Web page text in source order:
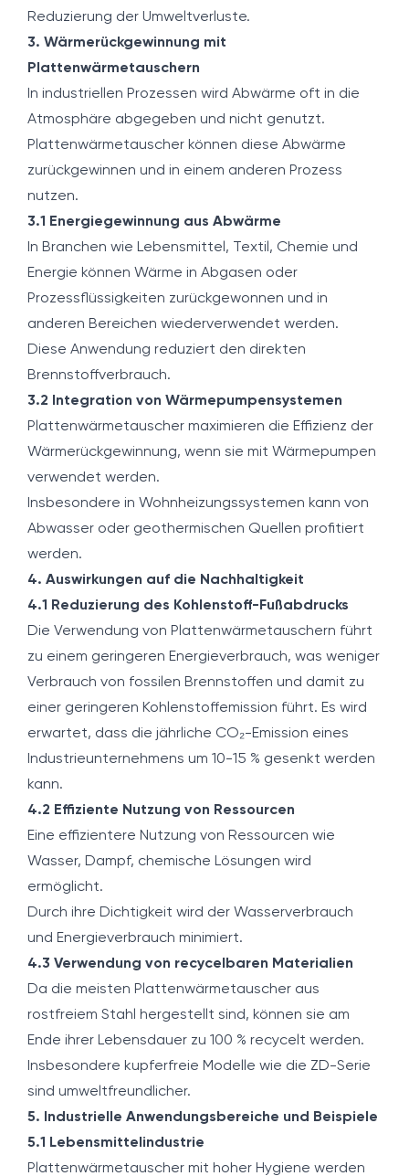
Reduzierung der Umweltverluste.
3. Wärmerückgewinnung mit
Plattenwärmetauschern
In industriellen Prozessen wird Abwärme oft in die
Atmosphäre abgegeben und nicht genutzt.
Plattenwärmetauscher können diese Abwärme
zurückgewinnen und in einem anderen Prozess
nutzen.
3.1 Energiegewinnung aus Abwärme
In Branchen wie Lebensmittel, Textil, Chemie und
Energie können Wärme in Abgasen oder
Prozessflüssigkeiten zurückgewonnen und in
anderen Bereichen wiederverwendet werden.
Diese Anwendung reduziert den direkten
Brennstoffverbrauch.
3.2 Integration von Wärmepumpensystemen
Plattenwärmetauscher maximieren die Effizienz der
Wärmerückgewinnung, wenn sie mit Wärmepumpen
verwendet werden.
Insbesondere in Wohnheizungssystemen kann von
Abwasser oder geothermischen Quellen profitiert
werden.
4. Auswirkungen auf die Nachhaltigkeit
4.1 Reduzierung des Kohlenstoff-Fußabdrucks
Die Verwendung von Plattenwärmetauschern führt
zu einem geringeren Energieverbrauch, was weniger
Verbrauch von fossilen Brennstoffen und damit zu
einer geringeren Kohlenstoffemission führt. Es wird
erwartet, dass die jährliche CO₂-Emission eines
Industrieunternehmens um 10-15 % gesenkt werden
kann.
4.2 Effiziente Nutzung von Ressourcen
Eine effizientere Nutzung von Ressourcen wie
Wasser, Dampf, chemische Lösungen wird
ermöglicht.
Durch ihre Dichtigkeit wird der Wasserverbrauch
und Energieverbrauch minimiert.
4.3 Verwendung von recycelbaren Materialien
Da die meisten Plattenwärmetauscher aus
rostfreiem Stahl hergestellt sind, können sie am
Ende ihrer Lebensdauer zu 100 % recycelt werden.
Insbesondere kupferfreie Modelle wie die ZD-Serie
sind umweltfreundlicher.
5. Industrielle Anwendungsbereiche und Beispiele
5.1 Lebensmittelindustrie
Plattenwärmetauscher mit hoher Hygiene werden